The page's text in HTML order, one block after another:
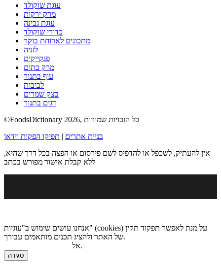
עוגת שוקולד
מרק ירקות
עוגת גבינה
כדורי שוקולד
מתכונים לארוחת בוקר
לזניה
פנקייקים
מרק כתום
עוף בתנור
לביבות
בצק שמרים
דגים בתנור
©FoodsDictionary 2026, כל הזכויות שמורות
בניית אתרים | תפיקו הפקות וידאו
אין להעתיק, לשכפל או להדפיס לשם פירסום או הפצה בכל דרך שהיא,
ללא קבלת אישור מפורש בכתב
אנחנו עושים שימוש ב"עוגיות" (cookies) על מנת לאפשר תפקוד תקין
של האתר ולהציג תכנים מותאמים עבורך.
אל.
סגירה